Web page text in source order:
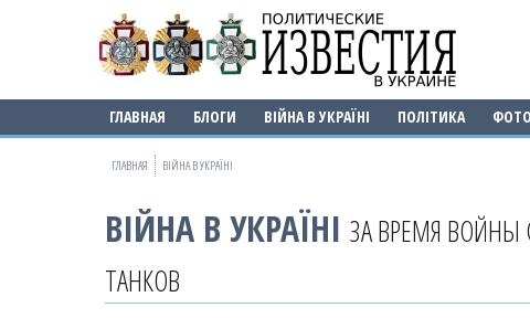
ГЛАВНАЯ БЛОГИ ВІЙНА В УКРАЇНІ ПОЛІТИКА
ГЛАВНАЯ ВІЙНА В УКРАЇНІ
ВІЙНА В УКРАЇНІ ЗА ВРЕМЯ ВОЙНЫ
ТАНКОВ